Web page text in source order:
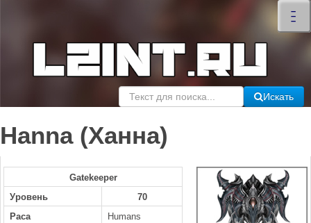
–
–
–
×
Искать
Hanna (Ханна)
Gatekeeper
Уровень
70
Раса
Humans